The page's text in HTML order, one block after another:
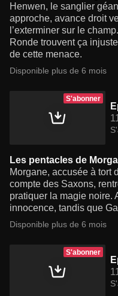
Henwen, le sanglier
approche, avance droit
l’exterminer sur le
Ronde trouvent ça
de cette menace.
Disponible plus de 6 mois
S'abonner
Les pentacles de
Morgane, accusée à tort
compte des Saxons,
pratiquer la magie noire.
innocence, tandis que
Disponible plus de 6 mois
S'abonner